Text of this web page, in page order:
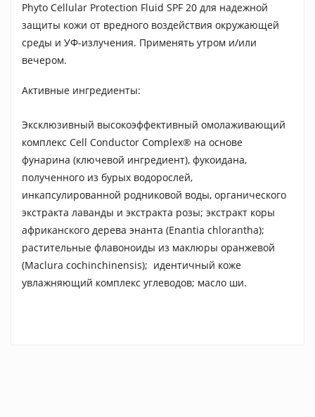
Phyto Cellular Protection Fluid SPF 20 для надежной
защиты кожи от вредного воздействия окружающей
среды и УФ-излучения. Применять утром и/или
вечером.
Активные ингредиенты:
Эксклюзивный высокоэффективный омолаживающий
комплекс Сell Сonductor Complex® на основе
фунарина (ключевой ингредиент), фукоидана,
полученного из бурых водорослей,
инкапсулированной родниковой воды, органического
экстракта лаванды и экстракта розы; экстракт коры
африканского дерева энанта (Enantia chlorantha);
растительные флавоноиды из маклюры оранжевой
(Maclura cochinchinensis); идентичный коже
увлажняющий комплекс углеводов; масло ши.